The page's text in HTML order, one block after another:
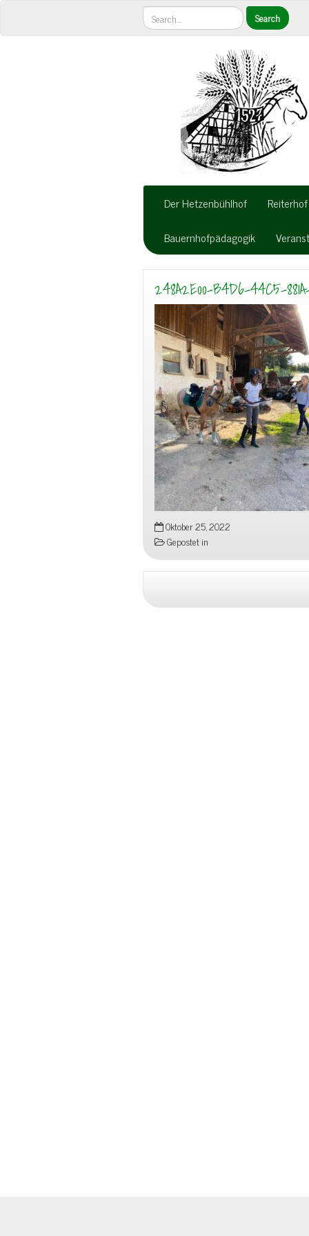
Der Hetzenbühlhof Reiterhof
Bauernhofpädagogik
248A2E00-B4D6-44C5-
Oktober 25, 2022
Gepostet in